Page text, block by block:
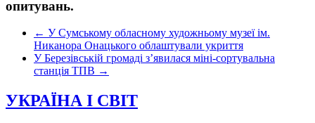
опитувань.
← У Сумському обласному художньому музеї ім.
Никанора Онацького облаштували укриття
У Березівській громаді з’явилася міні-сортувальна
станція ТПВ →
УКРАЇНА І СВІТ